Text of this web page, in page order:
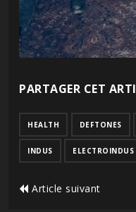
PARTAGER CET
HEALTH DEFTONES
INDUS ELECTROINDUS
Article suivant